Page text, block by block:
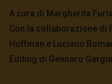
A cura di Margherita
Con la collaborazione di
Hoffman e Luciano
Editing di Gennaro